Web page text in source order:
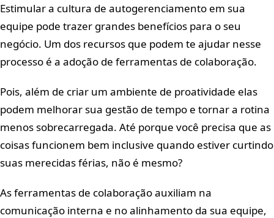
Estimular a cultura de autogerenciamento em sua
equipe pode trazer grandes benefícios para o seu
negócio. Um dos recursos que podem te ajudar nesse
processo é a adoção de ferramentas de colaboração.
Pois, além de criar um ambiente de proatividade elas
podem melhorar sua gestão de tempo e tornar a rotina
menos sobrecarregada. Até porque você precisa que as
coisas funcionem bem inclusive quando estiver curtindo
suas merecidas férias, não é mesmo?
As ferramentas de colaboração auxiliam na
comunicação interna e no alinhamento da sua equipe,